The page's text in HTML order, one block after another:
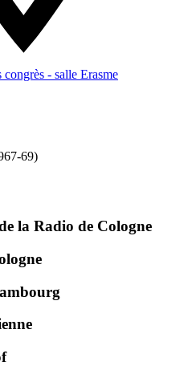
congrès - salle Erasme
69)
la Radio de Cologne